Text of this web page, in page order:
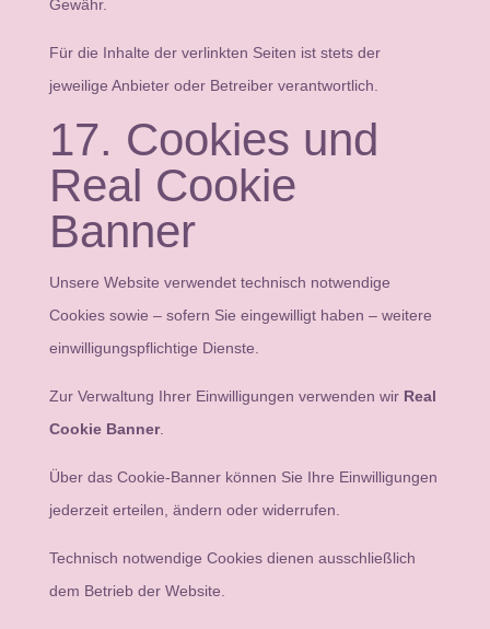
Gewähr.
Für die Inhalte der verlinkten Seiten ist stets der
jeweilige Anbieter oder Betreiber verantwortlich.
17. Cookies und
Real Cookie
Banner
Unsere Website verwendet technisch notwendige
Cookies sowie – sofern Sie eingewilligt haben – weitere
einwilligungspflichtige Dienste.
Zur Verwaltung Ihrer Einwilligungen verwenden wir Real
Cookie Banner.
Über das Cookie-Banner können Sie Ihre Einwilligungen
jederzeit erteilen, ändern oder widerrufen.
Technisch notwendige Cookies dienen ausschließlich
dem Betrieb der Website.